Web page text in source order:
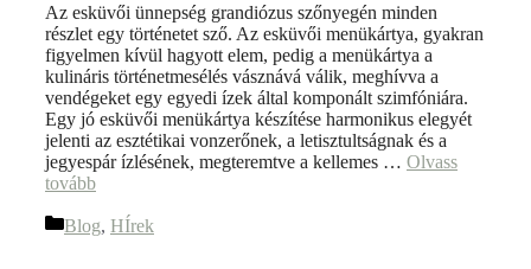
Az esküvői ünnepség grandiózus szőnyegén minden
részlet egy történetet sző. Az esküvői menükártya, gyakran
figyelmen kívül hagyott elem, pedig a menükártya a
kulináris történetmesélés vásznává válik, meghívva a
vendégeket egy egyedi ízek által komponált szimfóniára.
Egy jó esküvői menükártya készítése harmonikus elegyét
jelenti az esztétikai vonzerőnek, a letisztultságnak és a
jegyespár ízlésének, megteremtve a kellemes … Olvass
tovább
Blog, HÍrek